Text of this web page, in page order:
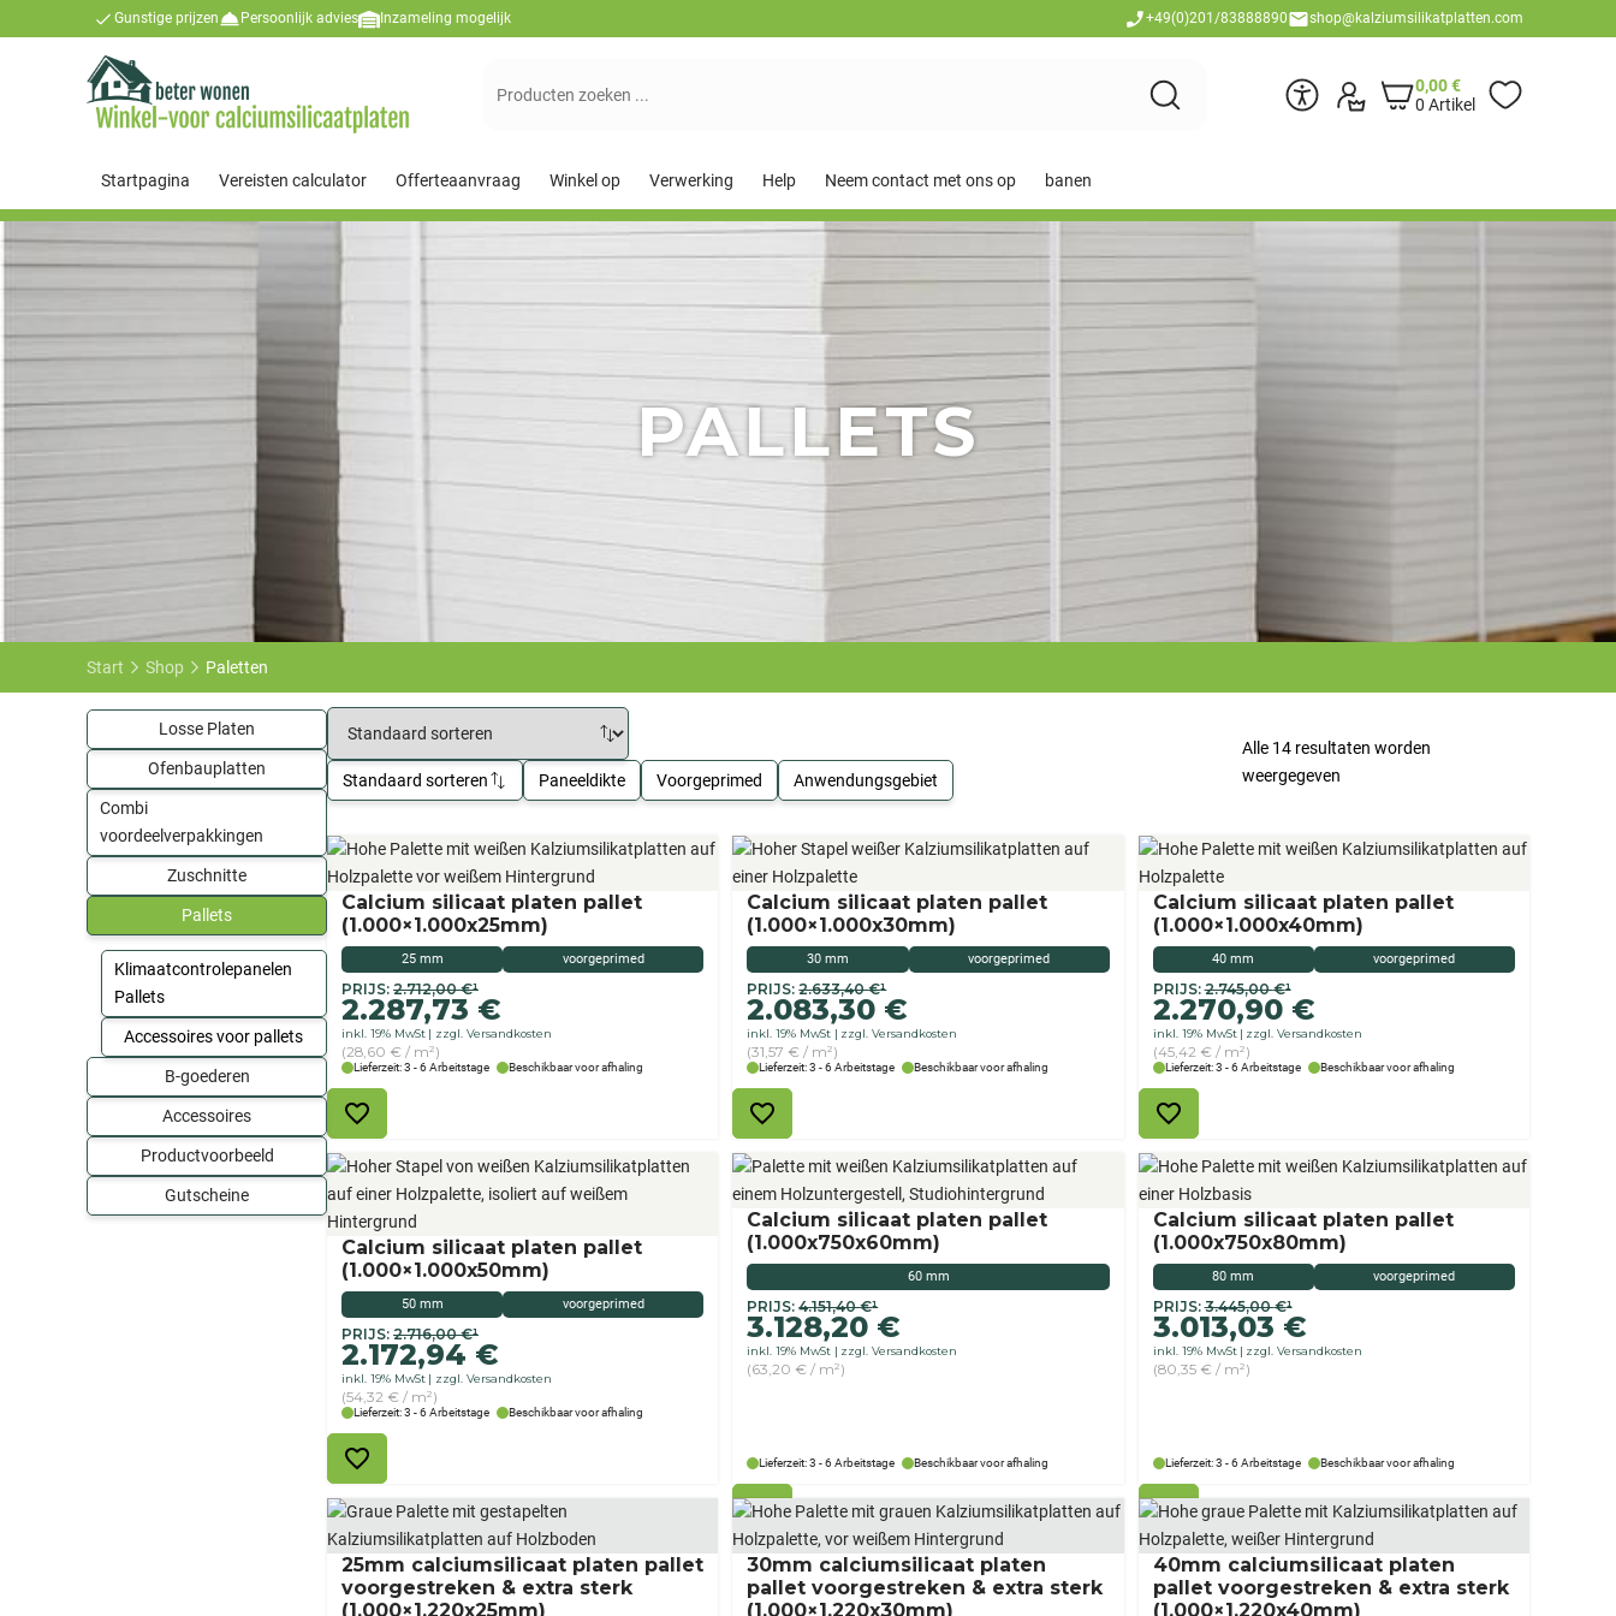
Gunstige prijzen Persoonlijk advies Inzameling mogelijk +49(0)201/83888890 shop@kalziumsilikatplatten.com
0,00€
0 Artikel
Suchen
Startpagina Vereisten calculator Offerteaanvraag Winkel op Verwerking Help Neem contact met ons op banen
PALLETS
Start Shop Paletten
Standaard sorteren Paneeldikte Voorgeprimed Anwendungsgebiet
Alle 14 resultaten worden
weergegeven
25 mm voorgeprimed
Calcium silicaat platen pallet
(1.000×1.000x25mm)
PRIJS: 2.712,00€¹
Originele
prijs
was:
€
2.712,00
2.287,73 €
Aktueller
Preis
ist:
2.287,73 €.
inkl. 19% MwSt zzgl. Versandkosten
(28,60 € / m²)
Lieferzeit: 3 - 6 Arbeitstage Beschikbaar voor afhaling
30 mm voorgeprimed
Calcium silicaat platen pallet
(1.000×1.000x30mm)
PRIJS: 2.633,40€¹
Originele
prijs
was:
€2.633,40
2.083,30 €
De
huidige
prijs
is:
€2.083,30.
inkl. 19% MwSt zzgl. Versandkosten
(31,57 € / m²)
Lieferzeit: 3 - 6 Arbeitstage Beschikbaar voor afhaling
40 mm voorgeprimed
Calcium silicaat platen pallet
(1.000×1.000x40mm)
PRIJS:2.745,00€¹
Originele
prijs
was:
€
2.745,00
2.270,90 €
Aktueller
Preis
ist:
2.270,90 €.
inkl. 19% MwSt zzgl. Versandkosten
(45,42 € / m²)
Lieferzeit: 3 - 6 Arbeitstage Beschikbaar voor afhaling
50 mm voorgeprimed
Calcium silicaat platen pallet
(1.000×1.000x50mm)
PRIJS: 2.716,00€¹
Originele
prijs
was:
€
2.716,00
2.172,94 €
De
huidige
prijs
is:
€2.172,94.
inkl. 19% MwSt zzgl. Versandkosten
(54,32 € / m²)
Lieferzeit: 3 - 6 Arbeitstage Beschikbaar voor afhaling
60 mm
Calcium silicaat platen pallet
(1.000x750x60mm)
PRIJS: 4.151,40€¹
Originele
prijs
was:
€
3.128,20 €
Aktueller
Preis
ist:
3.128,20 €.
inkl. 19% MwSt zzgl. Versandkosten
(63,20 € / m²)
Lieferzeit: 3 - 6 Arbeitstage Beschikbaar voor afhaling
80 mm voorgeprimed
Calcium silicaat platen pallet
(1.000x750x80mm)
PRIJS:3.445,00€¹
Originele
prijs
was:
€
3.013,03 €
Aktueller
Preis
ist:
3.013,03 €.
inkl. 19% MwSt zzgl. Versandkosten
(80,35 € / m²)
Lieferzeit: 3 - 6 Arbeitstage Beschikbaar voor afhaling
25mm calciumsilicaat platen pallet
voorgestreken & extra sterk
(1.000×1.220x25mm)
30mm calciumsilicaat platen
pallet voorgestreken & extra sterk
(1.000×1.220x30mm)
40mm calciumsilicaat platen
pallet voorgestreken & extra sterk
(1.000×1.220x40mm)
Losse Platen
Ofenbauplatten
Combi
voordeelverpakkingen
Zuschnitte
Pallets
Klimaatcontrolepanelen
Pallets
Accessoires voor pallets
B-goederen
Accessoires
Productvoorbeeld
Gutscheine